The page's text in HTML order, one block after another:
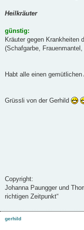
Heilkräuter
günstig:
Kräuter gegen Krankheiten
(Schafgarbe,
Habt alle einen
Grüssli von der Gerhild
Copyright:
Johanna Paungger und
richtigen Zeitpunkt“
gerhild